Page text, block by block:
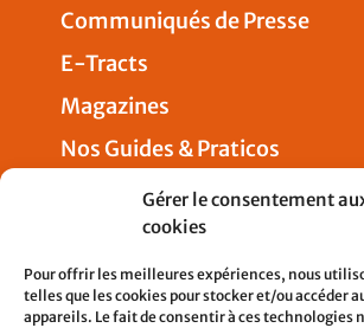
Gérer le consentement
cookies
Pour offrir les meilleures expériences, nous
telles que les cookies pour stocker et/ou accéder
appareils. Le fait de consentir à ces technologies
Communiqués de Presse
E-Tracts
Magazines
Nos Guides & Praticos
Nous joindre